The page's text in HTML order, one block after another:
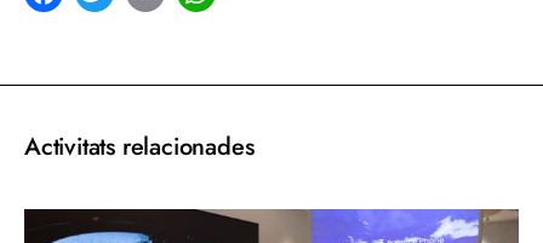
Activitats relacionades